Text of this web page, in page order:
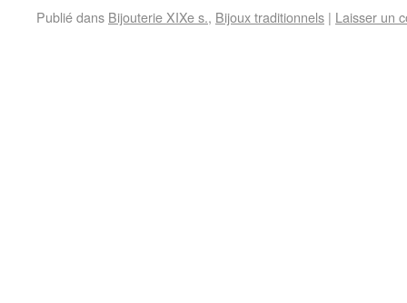
Publié dans Bijouterie XIXe s., Bijoux traditionnels | Laisser un